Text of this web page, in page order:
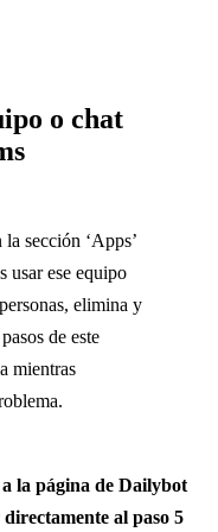
o chat
sección ‘Apps’
usar ese equipo
elimina y
de este
mientras
la página de Dailybot
al paso 5